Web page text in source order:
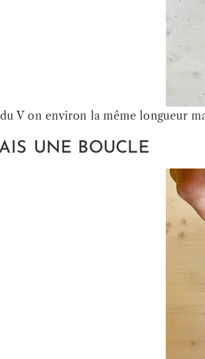
V on environ la même longueur
UNE BOUCLE